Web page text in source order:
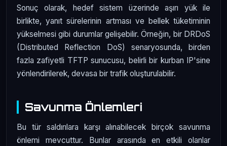
Sonuç olarak, hedef sistem üzerinde aşırı yük ile
birlikte, yanıt sürelerinin artması ve bellek tüketiminin
yükselmesi gibi durumlar gelişebilir. Örneğin, bir DRDoS
(Distributed Reflection DoS) senaryosunda, birden
fazla zafiyetli TFTP sunucusu, belirli bir kurban IP'sine
yönlendirilerek, devasa bir trafik oluşturulabilir.
Savunma Önlemleri
Bu tür saldırılara karşı alınabilecek birçok savunma
önlemi mevcuttur. Bunlar arasında en etkili olanlar